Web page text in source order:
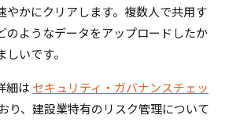
やかにクリアします。複数人で共用す
のようなデータをアップロードしたか
いです。
細は セキュリティ・ガバナンスチェッ
り、建設業特有のリスク管理について